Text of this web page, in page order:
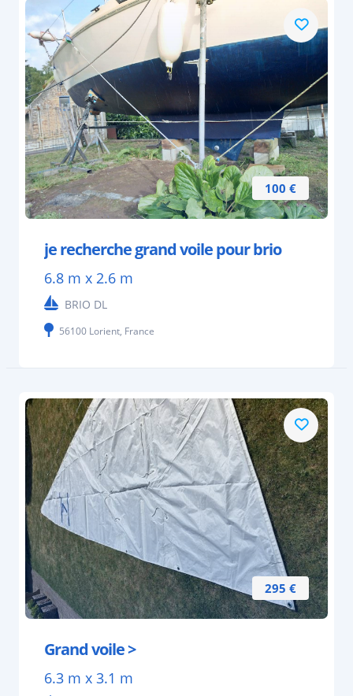
100 €
je recherche grand voile pour brio
6.8 m x 2.6 m
BRIO DL
56100 Lorient, France
295 €
Grand voile >
6.3 m x 3.1 m